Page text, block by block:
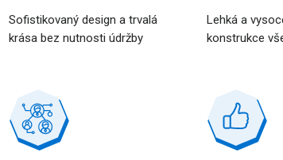
Sofistikovaný design a trvalá
krása bez nutnosti údržby
Lehká a
konstrukce